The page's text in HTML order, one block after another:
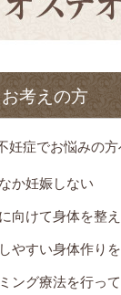
考えの方
妊症でお悩みの方
か妊娠しない
向けて身体を整
やすい身体作り
ング療法を行っ